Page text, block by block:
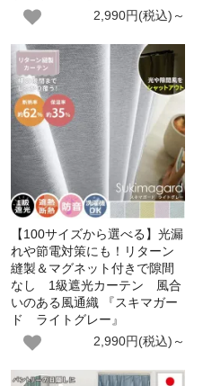
2,990円(税込)～
【100サイズから選べる】光漏
れや節電対策にも！リターン
縫製＆マグネット付きで隙間
なし 1級遮光カーテン 風合
いのある風通織 『スキマガー
ド ライトグレー』
2,990円(税込)～